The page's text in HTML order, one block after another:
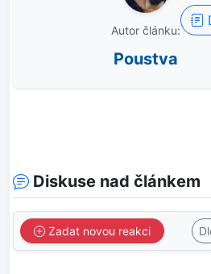
Autor článku:
Poustva
Diskuse nad článkem
Zadat novou reakci